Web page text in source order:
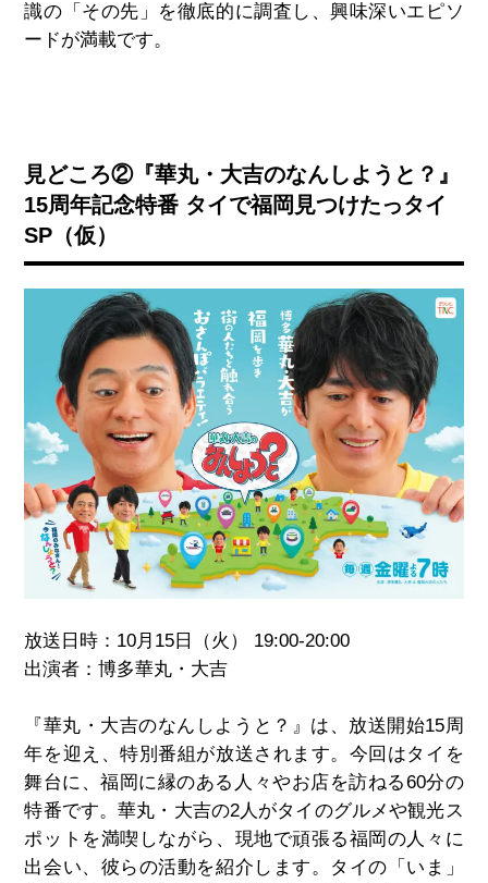
識の「その先」を徹底的に調査し、興味深いエピソ
ードが満載です。
見どころ②『華丸・大吉のなんしようと？』
15周年記念特番 タイで福岡見つけたっタイ
SP（仮）
放送日時：10月15日（火） 19:00-20:00
出演者：博多華丸・大吉
『華丸・大吉のなんしようと？』は、放送開始15周
年を迎え、特別番組が放送されます。今回はタイを
舞台に、福岡に縁のある人々やお店を訪ねる60分の
特番です。華丸・大吉の2人がタイのグルメや観光ス
ポットを満喫しながら、現地で頑張る福岡の人々に
出会い、彼らの活動を紹介します。タイの「いま」